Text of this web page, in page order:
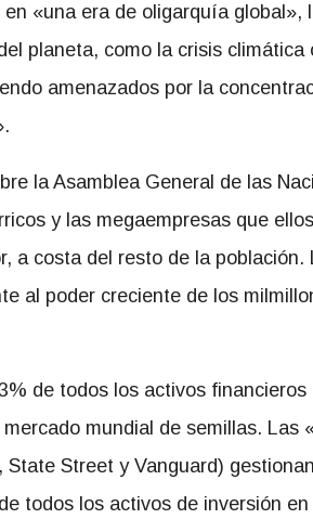
«una era de oligarquía global»,
planeta, como la crisis climática
amenazados por la
la Asamblea General de las
y las megaempresas que
a costa del resto de la población.
al poder creciente de los
de todos los activos financieros
mundial de semillas. Las
Street y Vanguard)
todos los activos de inversión en